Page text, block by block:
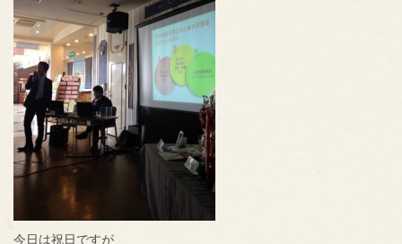
今日は祝日ですが